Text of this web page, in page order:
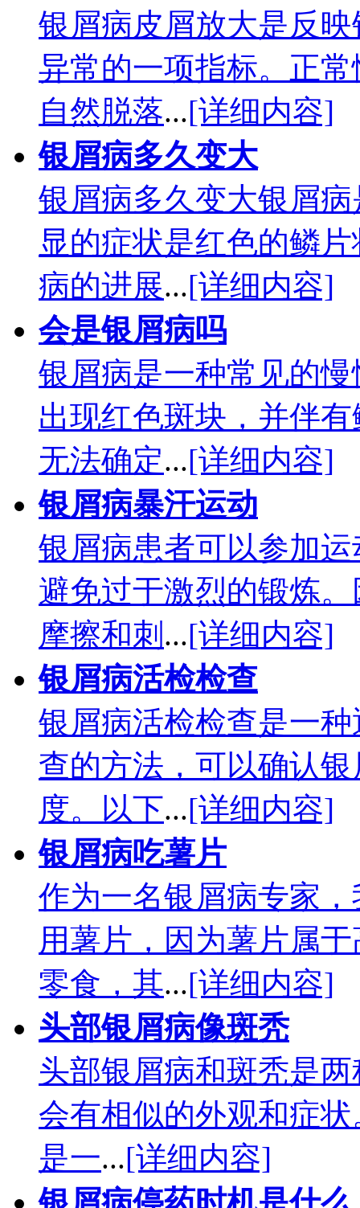
银屑病皮屑放大是反
异常的一项指标。正
自然脱落...[详细内容]
银屑病多久变大
银屑病多久变大银屑
显的症状是红色的鳞
病的进展...[详细内容]
会是银屑病吗
银屑病是一种常见的
出现红色斑块，并伴
无法确定...[详细内容]
银屑病暴汗运动
银屑病患者可以参加
避免过于激烈的锻炼
摩擦和刺 ...[详细内容]
银屑病活检检查
银屑病活检检查是一
查的方法，可以确认
度。以下...[详细内容]
银屑病吃薯片
作为一名银屑病专家
用薯片，因为薯片属
零食，其...[详细内容]
头部银屑病像斑秃
头部银屑病和斑秃是
会有相似的外观和症状
是一...[详细内容]